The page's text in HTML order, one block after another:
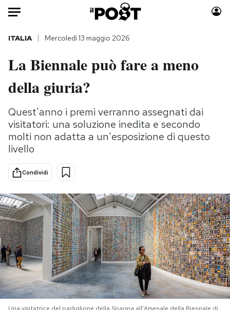
Auto
HOME
Italia
Politica
Tecnologia
Cultura
Sport
Consumismi
Storie/Idee
Mondiali calcio 2026
PODCAST
NEWSLETTER
ITALIA Mercoledì 13 maggio 2026
La Biennale può fare a meno
della giuria?
Quest'anno i premi verranno assegnati dai
visitatori: una soluzione inedita e secondo
molti non adatta a un'esposizione di questo
livello
Condividi
Una visitatrice del padiglione della Spagna all'Arsenale della Biennale di